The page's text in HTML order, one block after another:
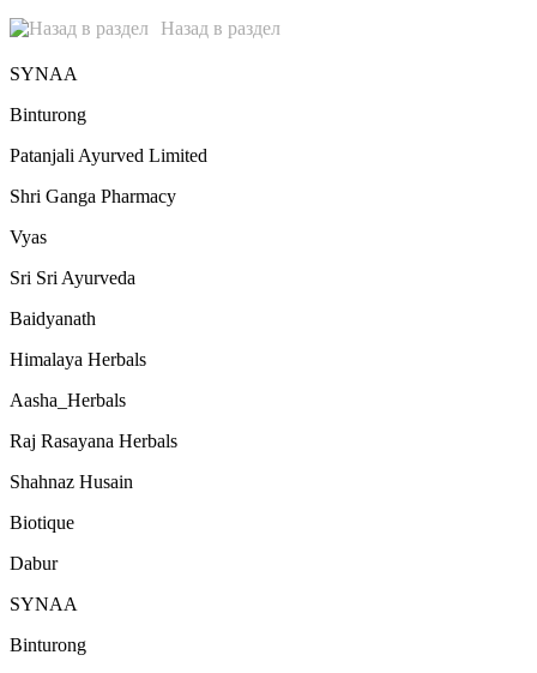
Назад в раздел
SYNAA
Binturong
Patanjali Ayurved Limited
Shri Ganga Pharmacy
Vyas
Sri Sri Ayurveda
Baidyanath
Himalaya Herbals
Aasha_Herbals
Raj Rasayana Herbals
Shahnaz Husain
Biotique
Dabur
SYNAA
Binturong